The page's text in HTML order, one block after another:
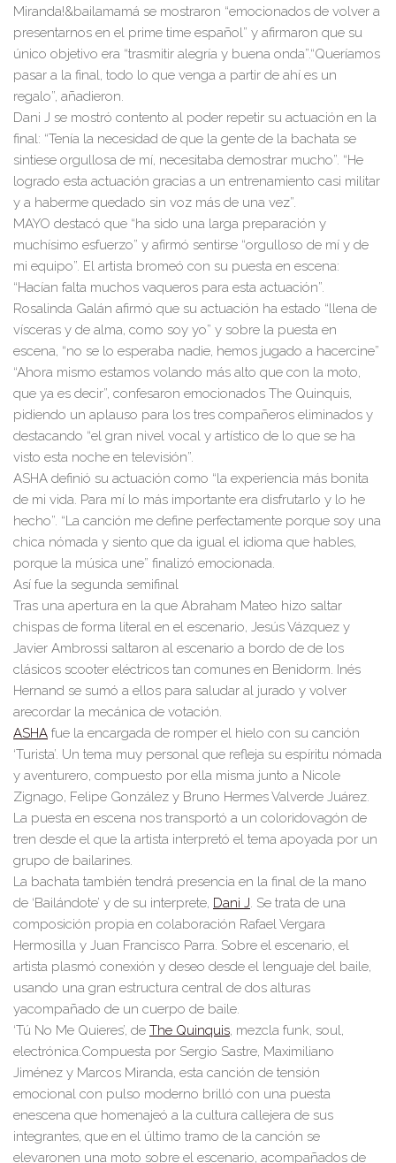
Miranda!&bailamamá se mostraron “emocionados de volver a
presentarnos en el prime time español” y afirmaron que su
único objetivo era “trasmitir alegría y buena onda”.“Queríamos
pasar a la final, todo lo que venga a partir de ahí es un
regalo”, añadieron.
Dani J se mostró contento al poder repetir su actuación en la
final: “Tenía la necesidad de que la gente de la bachata se
sintiese orgullosa de mí, necesitaba demostrar mucho”. “He
logrado esta actuación gracias a un entrenamiento casi militar
y a haberme quedado sin voz más de una vez”.
MAYO destacó que “ha sido una larga preparación y
muchísimo esfuerzo” y afirmó sentirse “orgulloso de mí y de
mi equipo”. El artista bromeó con su puesta en escena:
“Hacían falta muchos vaqueros para esta actuación”.
Rosalinda Galán afirmó que su actuación ha estado “llena de
vísceras y de alma, como soy yo” y sobre la puesta en
escena, “no se lo esperaba nadie, hemos jugado a hacercine”
“Ahora mismo estamos volando más alto que con la moto,
que ya es decir”, confesaron emocionados The Quinquis,
pidiendo un aplauso para los tres compañeros eliminados y
destacando “el gran nivel vocal y artístico de lo que se ha
visto esta noche en televisión”.
ASHA definió su actuación como “la experiencia más bonita
de mi vida. Para mí lo más importante era disfrutarlo y lo he
hecho”. “La canción me define perfectamente porque soy una
chica nómada y siento que da igual el idioma que hables,
porque la música une” finalizó emocionada.
Así fue la segunda semifinal
Tras una apertura en la que Abraham Mateo hizo saltar
chispas de forma literal en el escenario, Jesús Vázquez y
Javier Ambrossi saltaron al escenario a bordo de de los
clásicos scooter eléctricos tan comunes en Benidorm. Inés
Hernand se sumó a ellos para saludar al jurado y volver
arecordar la mecánica de votación.
ASHA fue la encargada de romper el hielo con su canción
‘Turista’. Un tema muy personal que refleja su espíritu nómada
y aventurero, compuesto por ella misma junto a Nicole
Zignago, Felipe González y Bruno Hermes Valverde Juárez.
La puesta en escena nos transportó a un coloridovagón de
tren desde el que la artista interpretó el tema apoyada por un
grupo de bailarines.
La bachata también tendrá presencia en la final de la mano
de ‘Bailándote’ y de su interprete, Dani J. Se trata de una
composición propia en colaboración RafaelVergara
Hermosilla y Juan Francisco Parra. Sobre el escenario, el
artista plasmó conexión y deseo desde el lenguaje del baile,
usando una gran estructura central de dos alturas
yacompañado de un cuerpo de baile.
‘Tú No Me Quieres’, de The Quinquis, mezcla funk, soul,
electrónica.Compuesta por Sergio Sastre, Maximiliano
Jiménez y Marcos Miranda, esta canción de tensión
emocional con pulso moderno brilló con una puesta
enescena que homenajeó a la cultura callejera de sus
integrantes, que en el último tramo de la canción se
elevaronen una moto sobre el escenario, acompañados de